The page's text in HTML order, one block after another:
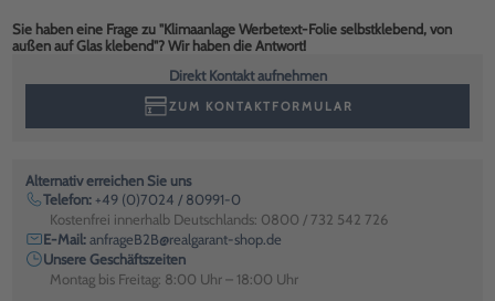
Sie haben eine Frage zu "Klimaanlage Werbetext-Folie selbstklebend, von
außen auf Glas klebend"? Wir haben die Antwort!
Direkt Kontakt aufnehmen
ZUM KONTAKTFORMULAR
Alternativ erreichen Sie uns
Telefon: +49 (0)7024 / 80991-0
Kostenfrei innerhalb Deutschlands: 0800 / 732 542 726
E-Mail:anfrageB2B@realgarant-shop.de
Unsere Geschäftszeiten
Montag bis Freitag: 8:00 Uhr – 18:00 Uhr